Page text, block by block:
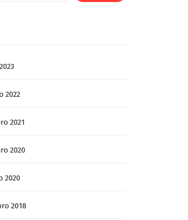
2022
2021
2020
2020
2018